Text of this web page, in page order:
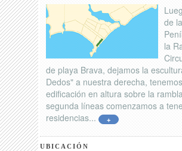
de la
la
de playa Brava, dejamos la
Dedos" a nuestra derecha, tenemos
edificación en altura sobre la
segunda líneas comenzamos a
residencias...
+
UBICACIÓN